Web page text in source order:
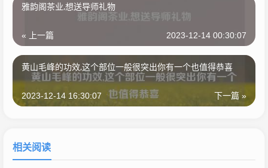
雅韵阁茶业,想送导师礼物
« 上一篇 2023-12-14 00:30:07
黄山毛峰的功效,这个部位一般很突出你有一个也值得恭喜
下一篇 »
2023-12-14 16:30:07
相关阅读